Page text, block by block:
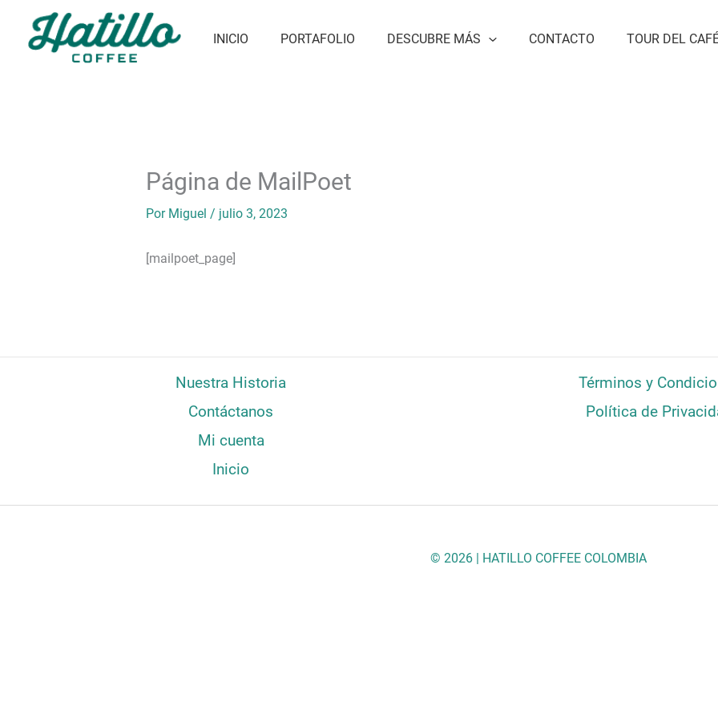
contenido
INICIO PORTAFOLIO DESCUBRE MÁS CONTACTO TOUR DEL
Página de MailPoet
Por Miguel / julio 3, 2023
[mailpoet_page]
Nuestra Historia
Contáctanos
Mi cuenta
Inicio
Términos y
Política de
© 2026 | HATILLO COFFEE COLOMBIA